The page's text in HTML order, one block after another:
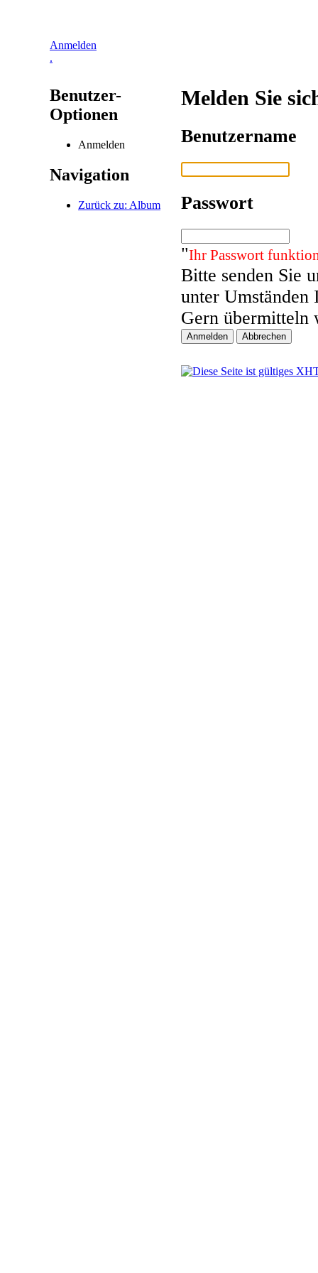
Anmelden
.
Benutzer-
Optionen
Anmelden
Navigation
Zurück zu: Album
Melden Sie
Benutzername
Passwort
"Ihr Passwort
Bitte senden Sie
unter Umständen
Gern übermitteln